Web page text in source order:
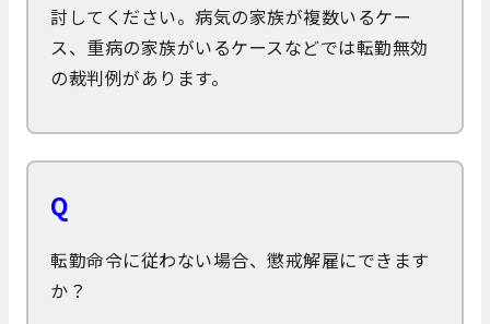
討してください。病気の家族が複数いるケー
ス、重病の家族がいるケースなどでは転勤無効
の裁判例があります。
Q
転勤命令に従わない場合、懲戒解雇にできます
か？